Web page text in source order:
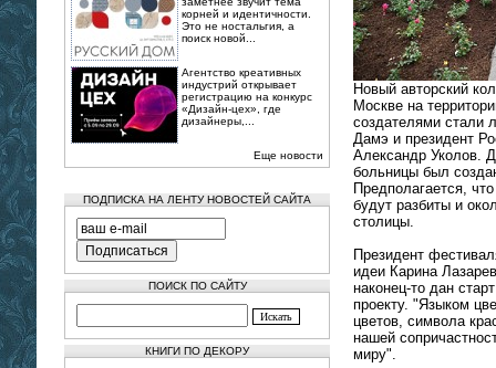
корней и идентичности.
Это не ностальгия, а
поиск новой...
Агентство креативных
индустрий открывает
регистрацию на конкурс
«Дизайн-цех», где
дизайнеры,...
Еще новости
ПОДПИСКА НА ЛЕНТУ НОВОСТЕЙ САЙТА
ПОИСК ПО САЙТУ
КНИГИ ПО ДЕКОРУ
Новый авторский
Москве на
создателями стали
Дамэ и президент
Александр Уколов.
больницы был
Предполагается,
будут разбиты и
столицы.
Президент
идеи Карина
наконец-то дан
проекту. "Языком
цветов, символа
нашей
миру".